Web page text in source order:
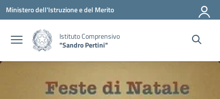
Vai ai contenuti
Vai al menu di navigazione
Vai al footer
Ministero dell'Istruzione e del Merito
Istituto Comprensivo
"Sandro Pertini"